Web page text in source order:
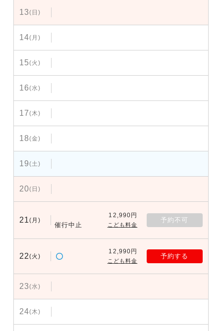
13(日)
14(月)
15(火)
16(水)
17(木)
18(金)
19(土)
20(日)
21(月)
催行中止
12,990円
こども料金
予約不可
22(火)
12,990円
こども料金
予約する
23(水)
24(木)